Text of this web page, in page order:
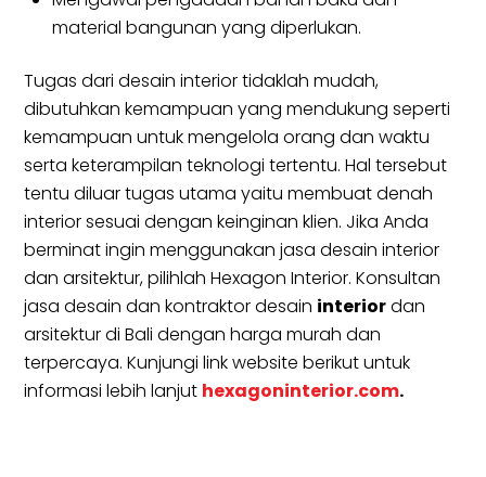
material bangunan yang diperlukan.
Tugas dari desain interior tidaklah mudah,
dibutuhkan kemampuan yang mendukung seperti
kemampuan untuk mengelola orang dan waktu
serta keterampilan teknologi tertentu. Hal tersebut
tentu diluar tugas utama yaitu membuat denah
interior sesuai dengan keinginan klien. Jika Anda
berminat ingin menggunakan jasa desain interior
dan arsitektur, pilihlah Hexagon Interior. Konsultan
jasa desain dan kontraktor desain interiordan
arsitektur di Bali dengan harga murah dan
terpercaya. Kunjungi link website berikut untuk
informasi lebih lanjut hexagoninterior.com.